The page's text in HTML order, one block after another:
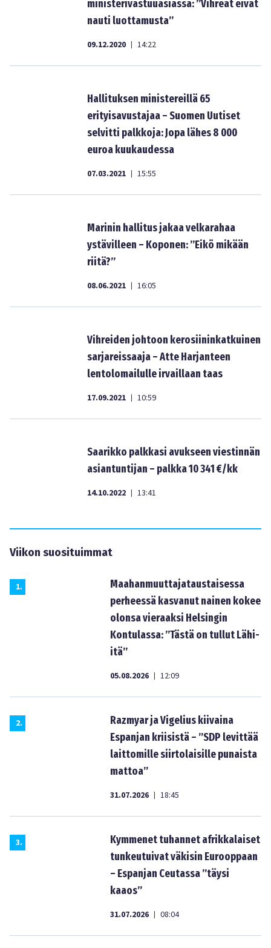
ministerivastuuasiassa: ”Vihreät eivät
nauti luottamusta”
09.12.2020 | 14:22
Hallituksen ministereillä 65
erityisavustajaa – Suomen Uutiset
selvitti palkkoja: Jopa lähes 8 000
euroa kuukaudessa
07.03.2021 | 15:55
Marinin hallitus jakaa velkarahaa
ystävilleen – Koponen: ”Eikö mikään
riitä?”
08.06.2021 | 16:05
Vihreiden johtoon kerosiininkatkuinen
sarjareissaaja – Atte Harjanteen
lentolomailulle irvaillaan taas
17.09.2021 | 10:59
Saarikko palkkasi avukseen viestinnän
asiantuntijan – palkka 10 341 €/kk
14.10.2022 | 13:41
Viikon suosituimmat
1.
Maahanmuuttajataustaisessa
perheessä kasvanut nainen kokee
olonsa vieraaksi Helsingin
Kontulassa: ”Tästä on tullut Lähi-
itä”
05.08.2026 | 12:09
2.
Razmyar ja Vigelius kiivaina
Espanjan kriisistä – ”SDP levittää
laittomille siirtolaisille punaista
mattoa”
31.07.2026 | 18:45
3.
Kymmenet tuhannet afrikkalaiset
tunkeutuivat väkisin Eurooppaan
– Espanjan Ceutassa ”täysi
kaaos”
31.07.2026 | 08:04